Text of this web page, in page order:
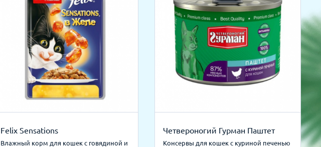
Felix Sensations
Влажный корм для кошек с говядиной и
Четвероногий Гурман Паштет
Консервы для кошек с куриной печенью